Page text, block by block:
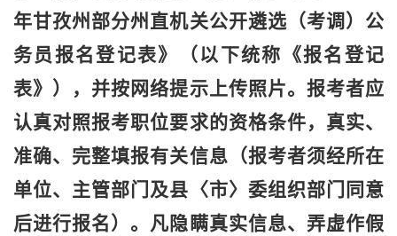
年甘孜州 部分州直机关公开遴选（考调）公
务员 报名登记表》 （ 以下统称《报名登记
表》 ）
，并按网络提示上传照片。报考者应
认真对照报考职位要求的资格条件，真实、
准确、完整填报有关信息（报考者须经所在
单位、主管部门及县〈市〉委组织部门同意
后进行报名）。凡隐瞒真实信息、弄虚作假